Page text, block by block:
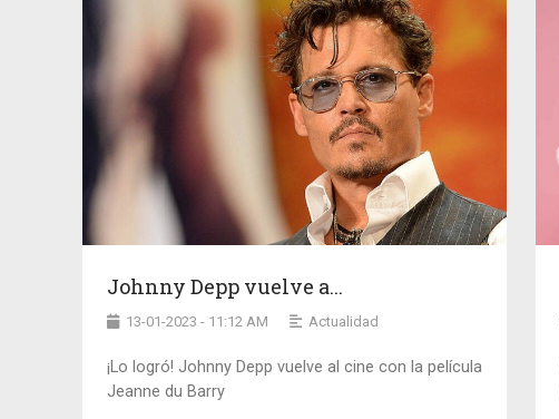
Johnny Depp vuelve a...
13-01-2023 - 11:12 AM Actualidad
¡Lo logró! Johnny Depp vuelve al cine con la película
Jeanne du Barry